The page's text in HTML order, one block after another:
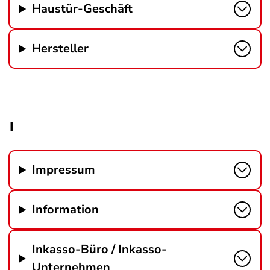
Haustür-Geschäft
Hersteller
I
Impressum
Information
Inkasso-Büro / Inkasso-